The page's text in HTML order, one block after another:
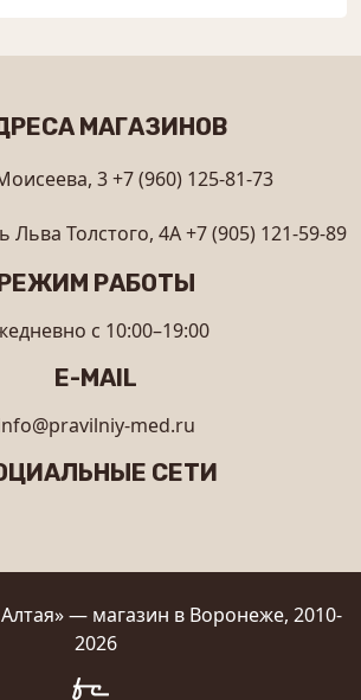
МАГАЗИНОВ
3+7 (960) 125-81-73
Толстого, 4А+7 (905) 121-59-89
РАБОТЫ
с 10:00–19:00
E-MAIL
med.ru
СЕТИ
— магазин в Воронеже, 2010-
2026